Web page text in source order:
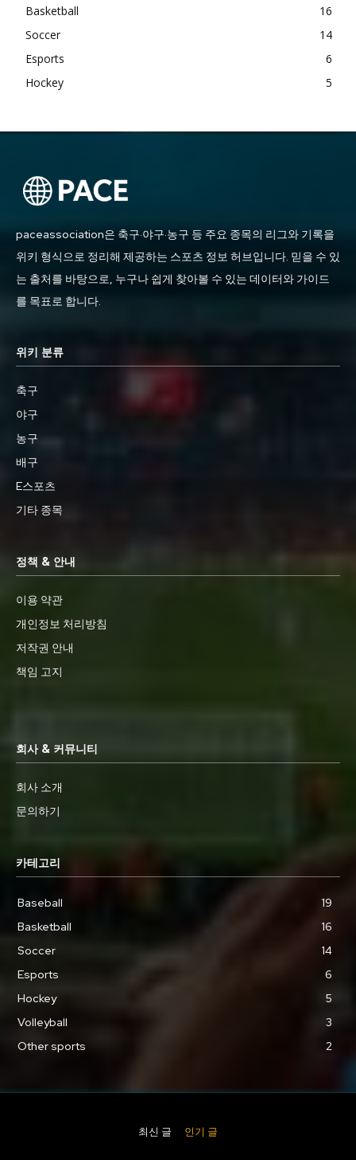
Basketball
16
Soccer
14
Esports
6
Hockey
5
paceassociation은 축구·야구·농구 등 주요 종목의 리그와 기록을
위키 형식으로 정리해 제공하는 스포츠 정보 허브입니다. 믿을 수 있
는 출처를 바탕으로, 누구나 쉽게 찾아볼 수 있는 데이터와 가이드
를 목표로 합니다.
위키 분류
축구
야구
농구
배구
E스포츠
기타 종목
정책 & 안내
이용 약관
개인정보 처리방침
저작권 안내
책임 고지
회사 & 커뮤니티
회사 소개
문의하기
카테고리
Baseball
19
Basketball
16
Soccer
14
Esports
6
Hockey
5
Volleyball
3
Other sports
2
최신 글 인기 글